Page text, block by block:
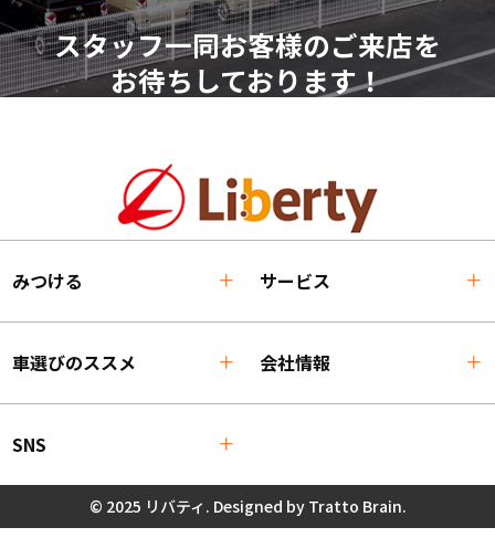
スタッフ一同お客様のご来店を
お待ちしております！
みつける サービス
車選びのススメ 会社情報
SNS
© 2025 リバティ. Designed by Tratto Brain.